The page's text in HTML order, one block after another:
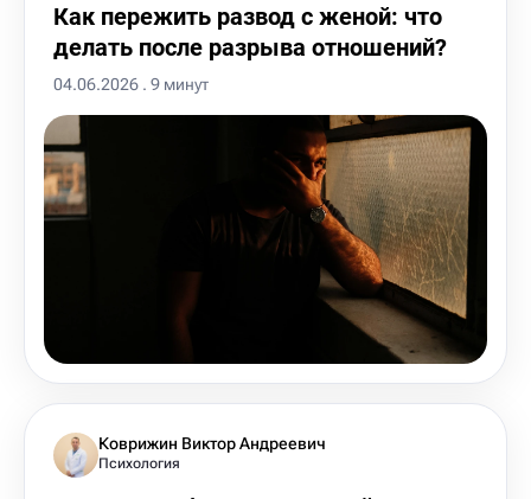
Как пережить развод с женой: что
делать после разрыва отношений?
04.06.2026 . 9 минут
Коврижин Виктор Андреевич
Психология